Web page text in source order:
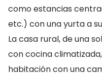
como estancias
etc.) con una yurta a
La casa rural, de una
con cocina
habitación con una